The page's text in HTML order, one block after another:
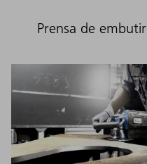
Prensa de embutir